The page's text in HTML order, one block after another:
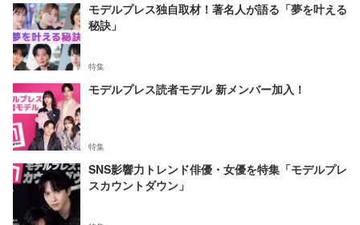
モデルプレス独自取材！著名人が語る「夢を叶える
秘訣」
特集
モデルプレス読者モデル 新メンバー加入！
特集
SNS影響力トレンド俳優・女優を特集「モデルプレ
スカウントダウン」